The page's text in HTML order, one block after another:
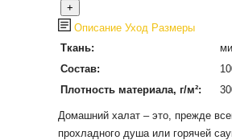
Описание Уход Размеры
Ткань:
Состав:
Плотность материала, г/м²:
Домашний халат – это, прежде
прохладного душа или горячей